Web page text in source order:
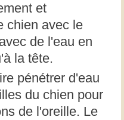
et
chien avec le
de l'eau en
la tête.
pénétrer d'eau
du chien pour
de l'oreille. Le